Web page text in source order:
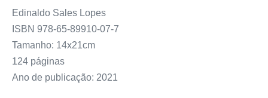
Edinaldo Sales Lopes
ISBN 978-65-89910-07-7
Tamanho: 14x21cm
124 páginas
Ano de publicação: 2021